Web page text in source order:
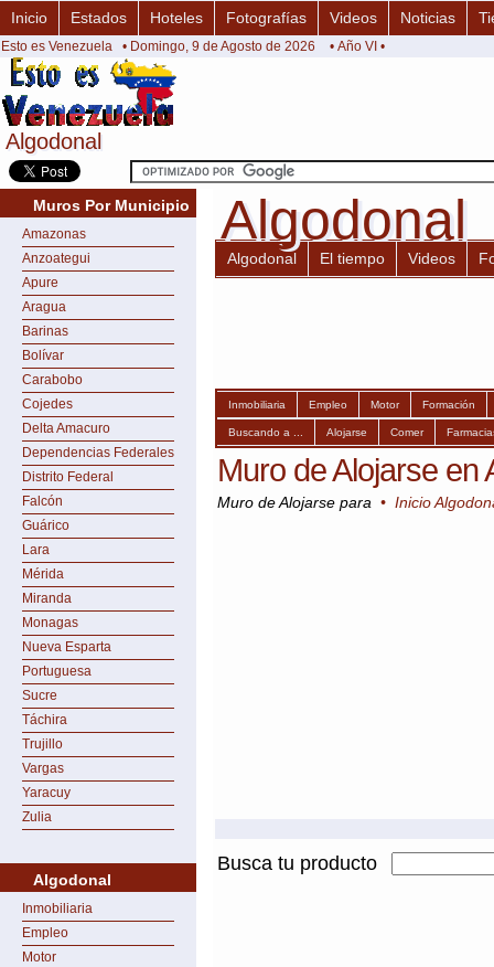
Algodonal
Algodonal
Inicio Estados Hoteles Fotografías Videos Noticias
Esto es Venezuela • Domingo, 9 de Agosto de 2026 • Año VI •
Muros Por Municipio
Amazonas
Anzoategui
Apure
Aragua
Barinas
Bolívar
Carabobo
Cojedes
Delta Amacuro
Dependencias Federales
Distrito Federal
Falcón
Guárico
Lara
Mérida
Miranda
Monagas
Nueva Esparta
Portuguesa
Sucre
Táchira
Trujillo
Vargas
Yaracuy
Zulia
Algodonal
Inmobiliaria
Empleo
Motor
Algodonal
Algodonal
Algodonal El tiempo Videos
Inmobiliaria Empleo Motor Formación
Buscando a ... Alojarse Comer
Muro de Alojarse en
Muro de Alojarse para • Inicio
Busca tu producto